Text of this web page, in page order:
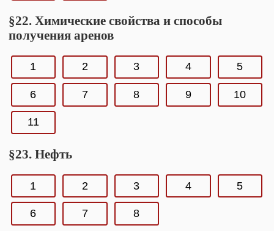
§22. Химические свойства и способы
получения аренов
1 2 3 4 5
6 7 8 9 10
11
§23. Нефть
1 2 3 4 5
6 7 8